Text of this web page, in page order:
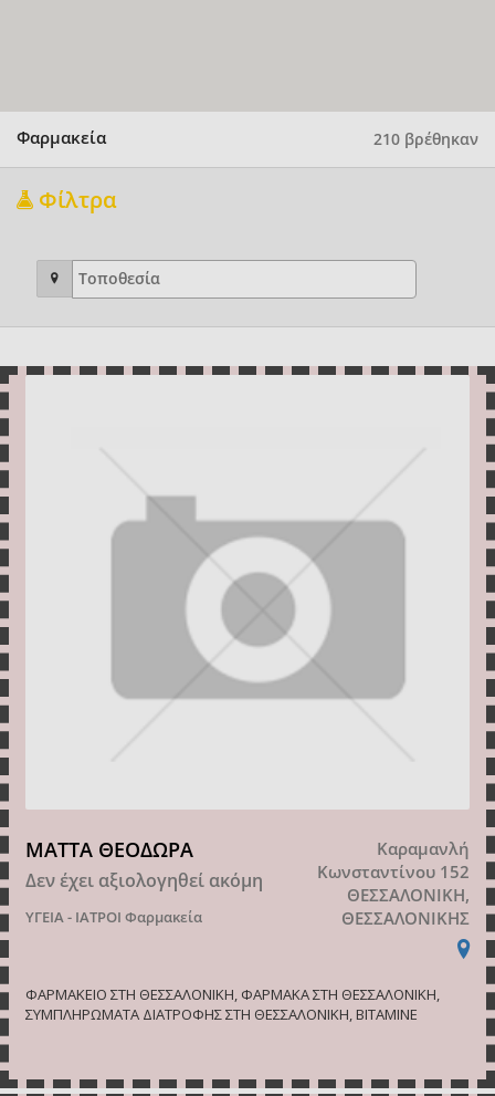
Φαρμακεία 210 βρέθηκαν
Φίλτρα
ΜΑΤΤΑ ΘΕΟΔΩΡΑ
Δεν έχει αξιολογηθεί ακόμη
ΥΓΕΙΑ - ΙΑΤΡΟΙ Φαρμακεία
Καραμανλή
Κωνσταντίνου 152
ΘΕΣΣΑΛΟΝΙΚΗ,
ΘΕΣΣΑΛΟΝΙΚΗΣ
ΦΑΡΜΑΚΕΙΟ ΣΤΗ ΘΕΣΣΑΛΟΝΙΚΗ, ΦΑΡΜΑΚΑ ΣΤΗ ΘΕΣΣΑΛΟΝΙΚΗ,
ΣΥΜΠΛΗΡΩΜΑΤΑ ΔΙΑΤΡΟΦΗΣ ΣΤΗ ΘΕΣΣΑΛΟΝΙΚΗ, ΒΙΤΑΜΙΝΕ